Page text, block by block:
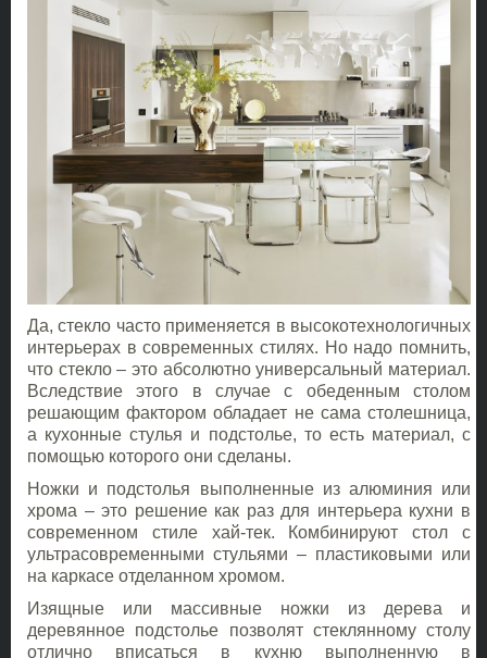
Да, стекло часто применяется в высокотехнологичных
интерьерах в современных стилях. Но надо помнить,
что стекло – это абсолютно универсальный материал.
Вследствие этого в случае с обеденным столом
решающим фактором обладает не сама столешница,
а кухонные стулья и подстолье, то есть материал, с
помощью которого они сделаны.
Ножки и подстолья выполненные из алюминия или
хрома – это решение как раз для интерьера кухни в
современном стиле хай-тек. Комбинируют стол с
ультрасовременными стульями – пластиковыми или
на каркасе отделанном хромом.
Изящные или массивные ножки из дерева и
деревянное подстолье позволят стеклянному столу
отлично вписаться в кухню выполненную в